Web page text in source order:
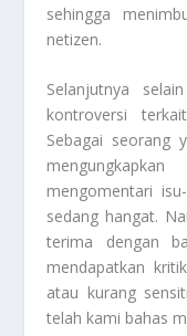
sehingga
netizen.
Selanjutnya
kontroversi
Sebagai seorang
mengomentari
sedang hangat.
terima dengan
mendapatkan
atau kurang
telah kami bahas